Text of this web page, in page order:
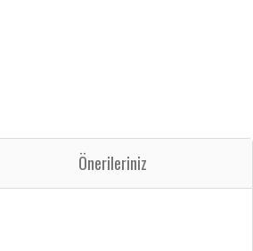
Önerileriniz